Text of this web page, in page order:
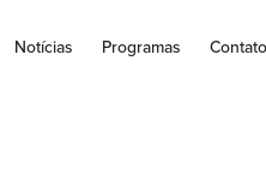
Notícias Programas Contato